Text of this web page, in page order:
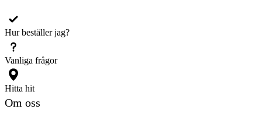
Hur beställer jag?
Vanliga frågor
Hitta hit
Om oss